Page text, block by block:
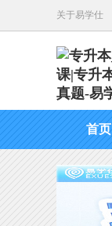
关于易学仕
首页